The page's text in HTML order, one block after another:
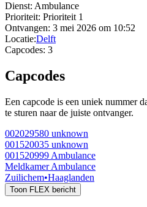
Dienst: Ambulance
Prioriteit: Prioriteit 1
Ontvangen: 3 mei 2026 om 10:52
Locatie:Delft
Capcodes: 3
Capcodes
Een capcode is een uniek nummer
te sturen naar de juiste ontvanger.
002029580 unknown
001520035 unknown
001520999 Ambulance
Meldkamer Ambulance
Zuilichem•Haaglanden
Toon FLEX bericht